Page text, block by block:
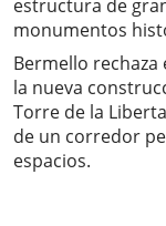
estructura de
monumentos
Bermello
la nueva
Torre de la
de un corredor
espacios.